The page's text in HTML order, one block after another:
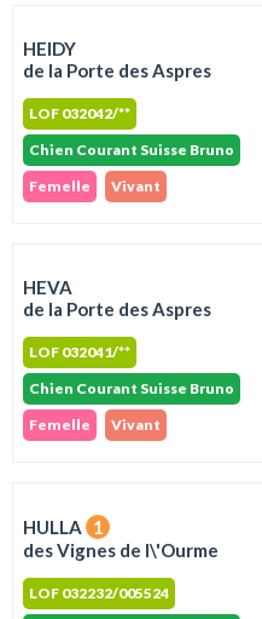
HEIDY
de la Porte des Aspres
LOF 032042/**
Chien Courant Suisse Bruno
Femelle
Vivant
HEVA
de la Porte des Aspres
LOF 032041/**
Chien Courant Suisse Bruno
Femelle
Vivant
HULLA
1
des Vignes de l\'Ourme
LOF 032232/005524